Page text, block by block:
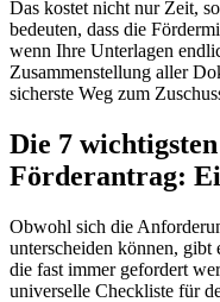
Das kostet nicht nur Zeit,
bedeuten, dass die
wenn Ihre Unterlagen
Zusammenstellung aller
sicherste Weg zum
Die 7
Förderantrag:
Obwohl sich die
unterscheiden können, gibt
die fast immer gefordert
universelle Checkliste für